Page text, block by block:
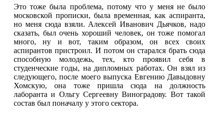
Это тоже была проблема, потому что у меня не было
московской прописки, была временная, как аспиранта,
но меня сюда взяли. Алексей Иванович Дьячков, надо
сказать, был очень хороший человек, он тоже помогал
много, ну и вот, таким образом, он всех своих
аспирантов пристроил. И потом он старался брать сюда
способную молодежь, тех, кто проявил себя в
студенческие годы, на дипломных работах. Он взял из
следующего, после моего выпуска Евгению Давыдовну
Хомскую, она тоже пришла сюда на должность
лаборанта и Ольгу Сергеевну Виноградову. Вот такой
состав был поначалу у этого сектора.